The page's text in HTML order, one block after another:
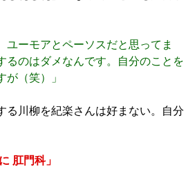
ユーモアとペーソスだと思ってま
るのはダメなんです。自分のことを
が（笑）」
る川柳を紀楽さんは好まない。自分
肛門科」